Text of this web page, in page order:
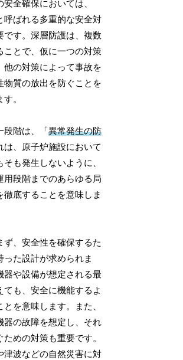
安全確保においては、
呼ばれる多重的な安全対
です。深層防護は、複数
ことで、仮に一つの対策
他の対策によって事故を
物質の放出を防ぐことを
。
段階は、「異常発生の防
は、原子炉施設において
も発生しないように、
用段階までのあらゆる局
徹底することを意味しま
ず、安全性を確保するた
った設計が求められま
器や設備が想定される最
ても、安全に機能するよ
とを意味します。また、
器の故障を想定し、それ
ための対策も重要です。
津波などの自然災害に対